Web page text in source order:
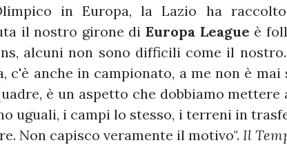
in Europa, la Lazio ha
il nostro girone diEuropa League è
alcuni non sono difficili come il
c'è anche in campionato, a me non è
è un aspetto che dobbiamo
uguali, i campi lo stesso, i terreni in
Non capisco veramente il motivo". Il